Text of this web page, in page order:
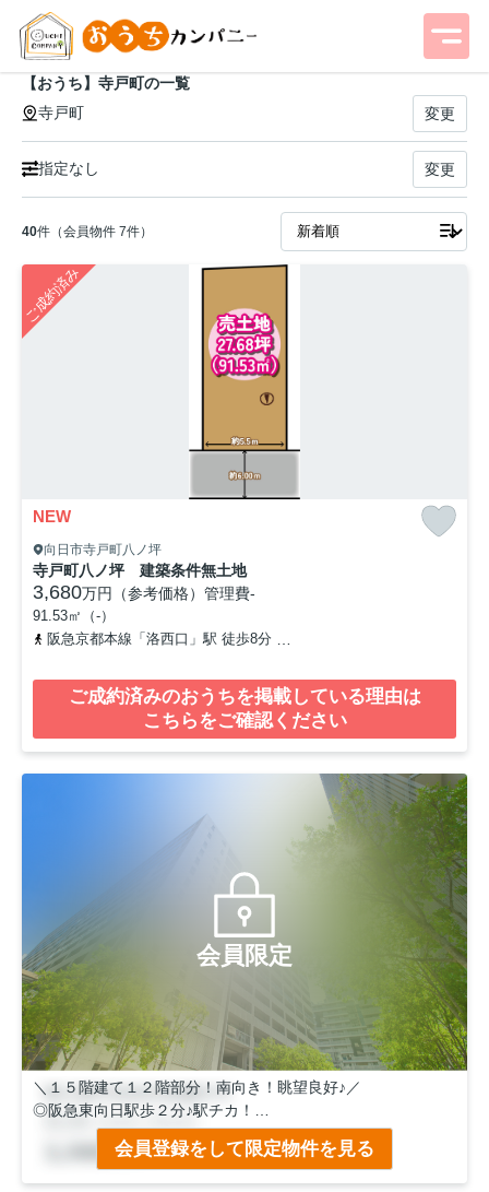
【おうち】寺戸町の一覧
寺戸町
変更
指定なし 変更
40件（会員物件 7件）
ご成約済み
NEW
向日市寺戸町八ノ坪
寺戸町八ノ坪 建築条件無土地
3,680万円（参考価格） 管理費-
91.53㎡（-）
阪急京都本線「洛西口」駅 徒歩8分
ご成約済みのおうちを掲載している理由は
こちらをご確認ください
会員限定
＼１５階建て１２階部分！南向き！眺望良好♪／
◎阪急東向日駅歩２分♪駅チカ！
◎平成３０年建築の築浅マンション！
◎JR向日町駅歩１０分圏内。大阪方面も行きやすい♪
◎マンション隣にイオンフードスタイルがございます！毎日
会員登録をして限定物件を見る